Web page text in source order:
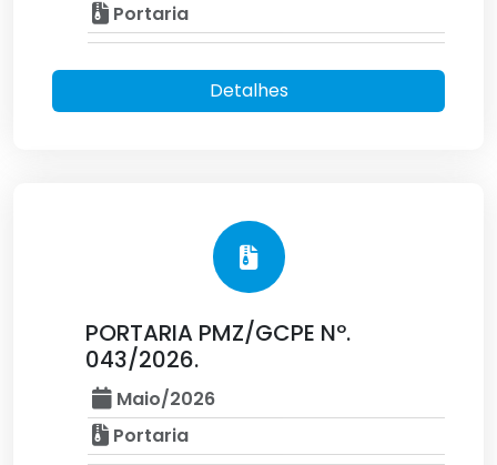
Portaria
Detalhes
PORTARIA PMZ/GCPE Nº.
043/2026.
Maio/2026
Portaria